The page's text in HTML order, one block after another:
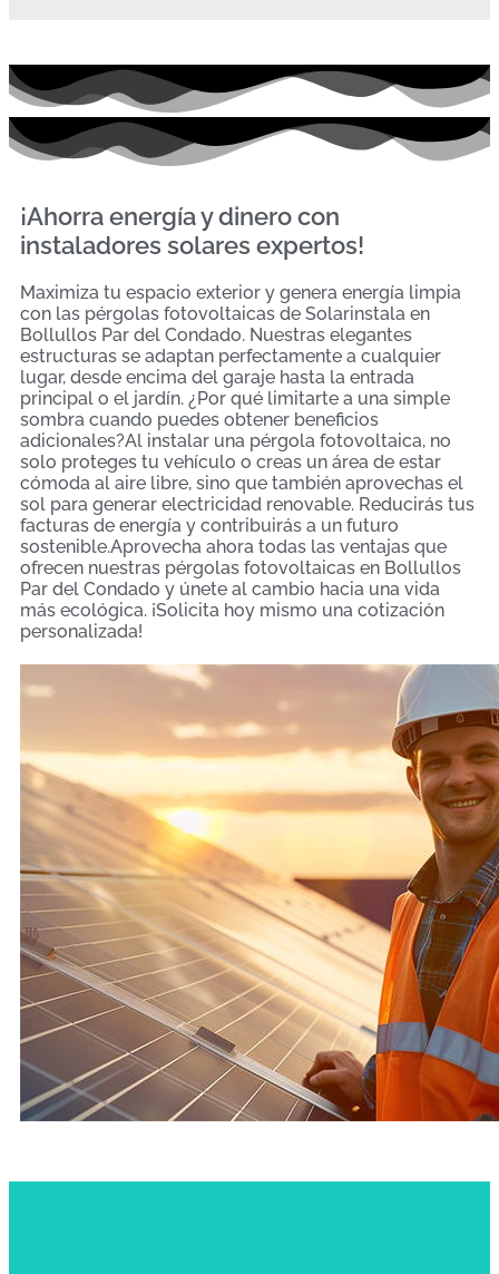
¡Ahorra energía y dinero con
instaladores solares expertos!
Maximiza tu espacio exterior y genera energía limpia
con las pérgolas fotovoltaicas de Solarinstala en
Bollullos Par del Condado. Nuestras elegantes
estructuras se adaptan perfectamente a cualquier
lugar, desde encima del garaje hasta la entrada
principal o el jardín. ¿Por qué limitarte a una simple
sombra cuando puedes obtener beneficios
adicionales?Al instalar una pérgola fotovoltaica, no
solo proteges tu vehículo o creas un área de estar
cómoda al aire libre, sino que también aprovechas el
sol para generar electricidad renovable. Reducirás tus
facturas de energía y contribuirás a un futuro
sostenible.Aprovecha ahora todas las ventajas que
ofrecen nuestras pérgolas fotovoltaicas en Bollullos
Par del Condado y únete al cambio hacia una vida
más ecológica. ¡Solicita hoy mismo una cotización
personalizada!